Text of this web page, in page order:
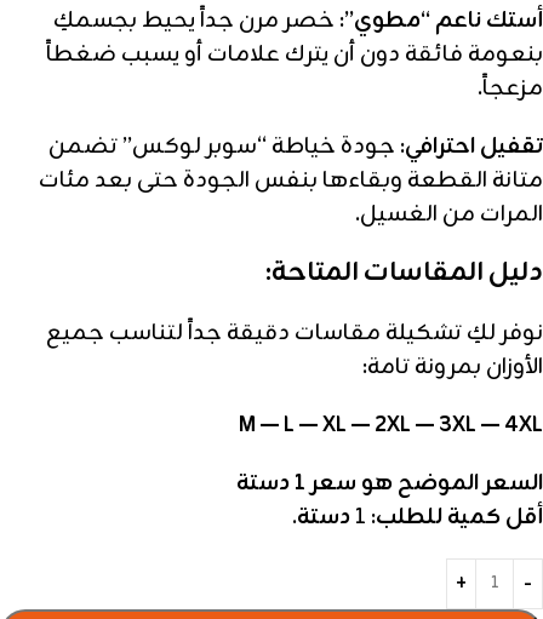
أستك ناعم “مطوي”: خصر مرن جداً يحيط بجسمكِ
بنعومة فائقة دون أن يترك علامات أو يسبب ضغطاً
مزعجاً.
تقفيل احترافي: جودة خياطة “سوبر لوكس” تضمن
متانة القطعة وبقاءها بنفس الجودة حتى بعد مئات
المرات من الغسيل.
دليل المقاسات المتاحة:
نوفر لكِ تشكيلة مقاسات دقيقة جداً لتناسب جميع
الأوزان بمرونة تامة:
M — L — XL — 2XL — 3XL — 4XL
السعر الموضح هو سعر 1 دستة
أقل كمية للطلب: دستة.